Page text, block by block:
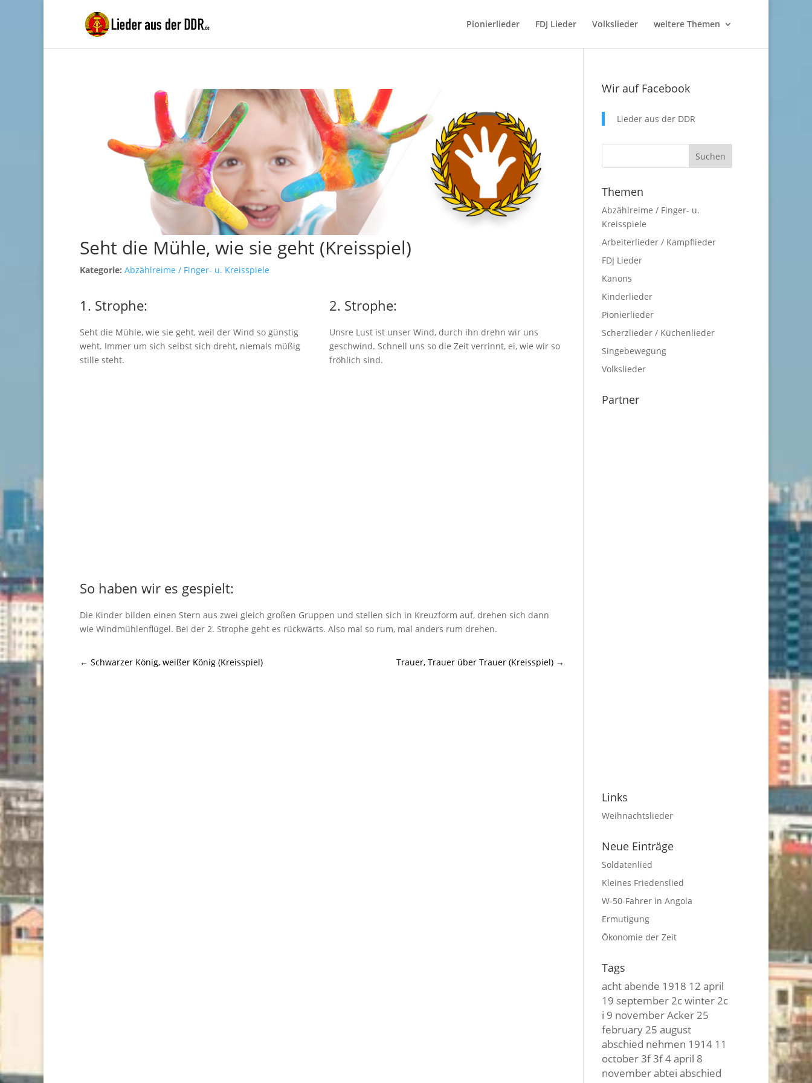
Pionierlieder FDJ Lieder Volkslieder weitere Themen
Seht die Mühle, wie sie geht (Kreisspiel)
Kategorie: Abzählreime / Finger- u. Kreisspiele
1. Strophe:
Seht die Mühle, wie sie geht, weil der Wind so günstig
weht. Immer um sich selbst sich dreht, niemals müßig
stille steht.
2. Strophe:
Unsre Lust ist unser Wind, durch ihn drehn wir uns
geschwind. Schnell uns so die Zeit verrinnt, ei, wie wir so
fröhlich sind.
So haben wir es gespielt:
Die Kinder bilden einen Stern aus zwei gleich großen Gruppen und stellen sich in Kreuzform auf, drehen sich dann
wie Windmühlenflügel. Bei der 2. Strophe geht es rückwärts. Also mal so rum, mal anders rum drehen.
← Schwarzer König, weißer König (Kreisspiel) Trauer, Trauer über Trauer (Kreisspiel)→
Wir auf Facebook
Lieder aus der DDR
Themen
Abzählreime / Finger- u.
Kreisspiele
Arbeiterlieder / Kampflieder
FDJ Lieder
Kanons
Kinderlieder
Pionierlieder
Scherzlieder / Küchenlieder
Singebewegung
Volkslieder
Partner
Links
Weihnachtslieder
Neue Einträge
Soldatenlied
Kleines Friedenslied
W-50-Fahrer in Angola
Ermutigung
Ökonomie der Zeit
Tags
achtabende 1918 12 april
19 september2c winter2c
i 9 novemberAcker25
february25 august
abschied nehmen 1914 11
october3f 3f4 april 8
novemberabtei abschied